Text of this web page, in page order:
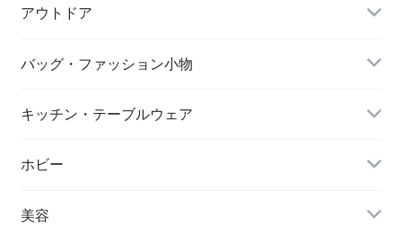
アウトドア
バッグ・ファッション小物
キッチン・テーブルウェア
ホビー
美容